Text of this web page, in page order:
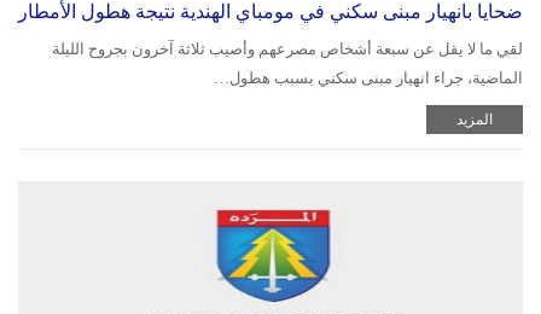
ضحايا بانهيار مبنى سكني في مومباي الهندية نتيجة هطول الأمطار
لقي ما لا يقل عن سبعة أشخاص مصرعهم وأصيب ثلاثة آخرون بجروح الليلة
الماضية، جراء انهيار مبنى سكني بسبب هطول…
المزيد